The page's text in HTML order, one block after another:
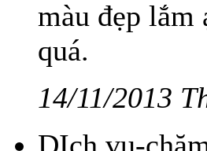
màu đẹp lắm
quá.
14/11/2013